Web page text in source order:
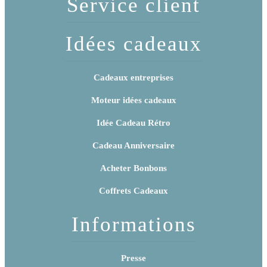
Idées cadeaux
Cadeaux entreprises
Moteur idées cadeaux
Idée Cadeau Rétro
Cadeau Anniversaire
Acheter Bonbons
Coffrets Cadeaux
Informations
Presse